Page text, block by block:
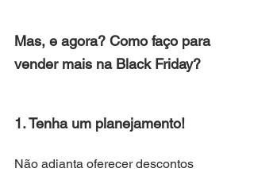
Mas, e agora? Como faço para
vender mais na Black Friday?
1. Tenha um planejamento!
Não adianta oferecer descontos